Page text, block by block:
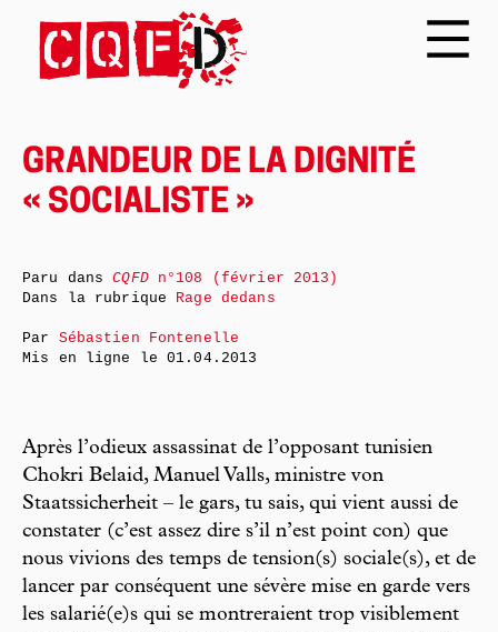
GRANDEUR DE LA DIGNITÉ
« SOCIALISTE »
Après l’odieux assassinat de l’opposant tunisien
Chokri Belaid, Manuel Valls, ministre von
Staatssicherheit – le gars, tu sais, qui vient aussi de
constater (c’est assez dire s’il n’est point con) que
nous vivions des temps de tension(s) sociale(s), et de
lancer par conséquent une sévère mise en garde vers
les salarié(e)s qui se montreraient trop visiblement
Paru dansCQFDn°108 (février 2013)
Dans la rubrique Rage dedans
Par Sébastien Fontenelle
Mis en ligne le01.04.2013